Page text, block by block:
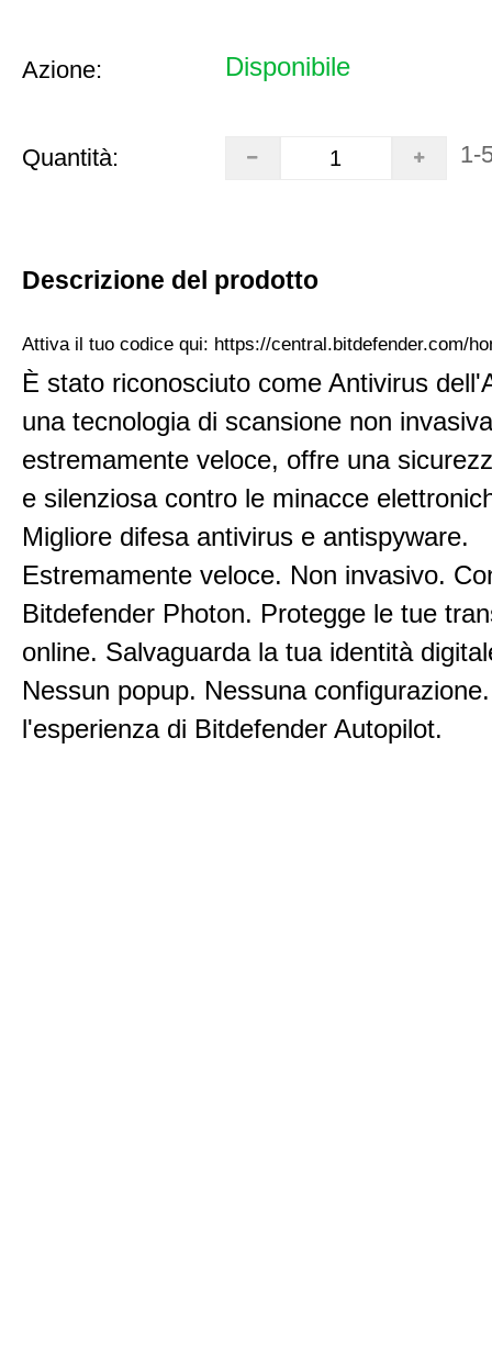
Azione: Disponibile
Quantità: 1-
Descrizione del prodotto
Attiva il tuo codice qui: https://central.bitdefender.com/
È stato riconosciuto come Antivirus
una tecnologia di scansione non
estremamente veloce, offre una
e silenziosa contro le minacce
Migliore difesa antivirus e antispyware.
Estremamente veloce. Non invasivo.
Bitdefender Photon. Protegge le tue
online. Salvaguarda la tua identità
Nessun popup. Nessuna
l'esperienza di Bitdefender Autopilot.